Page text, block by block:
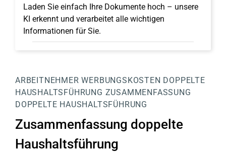
Laden Sie einfach Ihre Dokumente hoch – unsere
KI erkennt und verarbeitet alle wichtigen
Informationen für Sie.
ARBEITNEHMER WERBUNGSKOSTEN DOPPELTE
HAUSHALTSFÜHRUNG ZUSAMMENFASSUNG
DOPPELTE HAUSHALTSFÜHRUNG
Zusammenfassung doppelte
Haushaltsführung